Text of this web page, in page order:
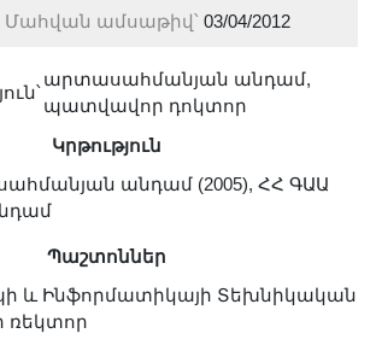
Մահվան ամսաթիվ՝ 03/04/2012
արտասահմանյան անդամ,
պատվավոր դոկտոր
Կրթություն
անդամ (2005), ՀՀ ԳԱԱ
Պաշտոններ
և Ինֆորմատիկայի Տեխնիկական
ռեկտոր